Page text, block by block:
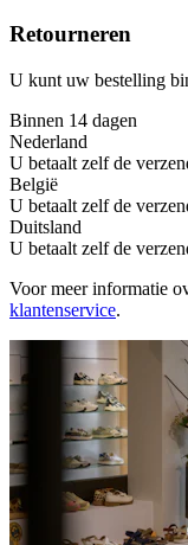
Retourneren
U kunt uw bestelling
Binnen 14 dagen
Nederland
U betaalt zelf de
België
U betaalt zelf de
Duitsland
U betaalt zelf de
Voor meer informatie
klantenservice.